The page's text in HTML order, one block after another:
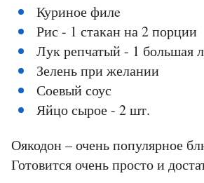
Куриное филe
Рис - 1 стакан на 2 порции
Лук репчатый - 1 большая
Зелень при желании
Соевый соус
Яйцо сырое - 2 шт.
Оякодон – очень популярное
Готовится очень просто и